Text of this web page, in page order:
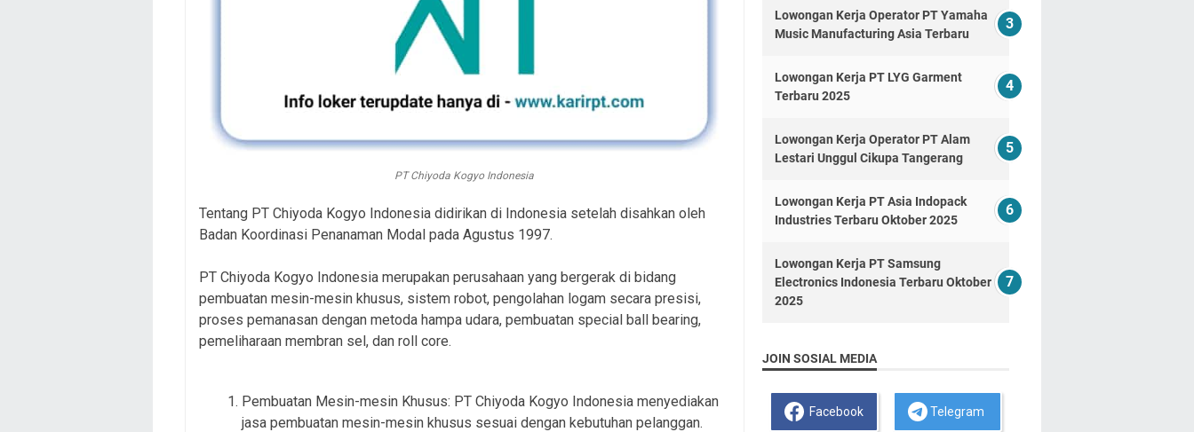
PT Chiyoda Kogyo Indonesia
Tentang PT Chiyoda Kogyo Indonesia didirikan di Indonesia setelah disahkan oleh
Badan Koordinasi Penanaman Modal pada Agustus 1997.
PT Chiyoda Kogyo Indonesia merupakan perusahaan yang bergerak di bidang
pembuatan mesin-mesin khusus, sistem robot, pengolahan logam secara presisi,
proses pemanasan dengan metoda hampa udara, pembuatan special ball bearing,
pemeliharaan membran sel, dan roll core.
Pembuatan Mesin-mesin Khusus: PT Chiyoda Kogyo Indonesia menyediakan
jasa pembuatan mesin-mesin khusus sesuai dengan kebutuhan pelanggan.
Lowongan Kerja Operator PT Yamaha
Music Manufacturing Asia Terbaru
Lowongan Kerja PT LYG Garment
Terbaru 2025
Lowongan Kerja Operator PT Alam
Lestari Unggul Cikupa Tangerang
Lowongan Kerja PT Asia Indopack
Industries Terbaru Oktober 2025
Lowongan Kerja PT Samsung
Electronics Indonesia Terbaru Oktober
2025
JOIN SOSIAL MEDIA
Facebook Telegram